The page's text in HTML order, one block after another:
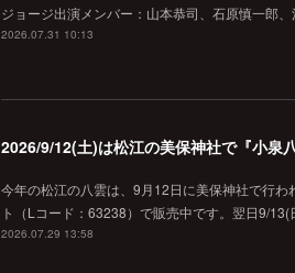
ジョージ出演メンバー：山本恭司、石原慎一郎
2026.07.31 10:13
2026/9/12(土)は松江の美保神社で『小泉
今年の松江の八雲は、9月12日に美保神社で行
ト（Lコード：63238）で販売中です。翌日9/
2026.07.29 13:58